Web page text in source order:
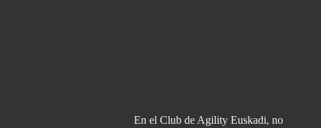
En el Club de Agility Euskadi, no